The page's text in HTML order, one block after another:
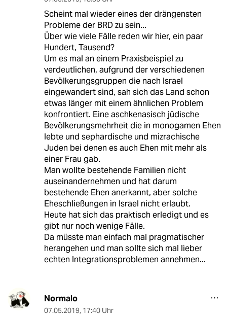
Scheint mal wieder eines der drängensten
Probleme der BRD zu sein...
Über wie viele Fälle reden wir hier, ein paar
Hundert, Tausend?
Um es mal an einem Praxisbeispiel zu
verdeutlichen, aufgrund der verschiedenen
Bevölkerungsgruppen die nach Israel
eingewandert sind, sah sich das Land schon
etwas länger mit einem ähnlichen Problem
konfrontiert. Eine aschkenasisch jüdische
Bevölkerungsmehrheit die in monogamen Ehen
lebte und sephardische und mizrachische
Juden bei denen es auch Ehen mit mehr als
einer Frau gab.
Man wollte bestehende Familien nicht
auseinandernehmen und hat darum
bestehende Ehen anerkannt, aber solche
Eheschließungen in Israel nicht erlaubt.
Heute hat sich das praktisch erledigt und es
gibt nur noch wenige Fälle.
Da müsste man einfach mal pragmatischer
herangehen und man sollte sich mal lieber
echten Integrationsproblemen annehmen...
Normalo
07.05.2019, 17:40 Uhr